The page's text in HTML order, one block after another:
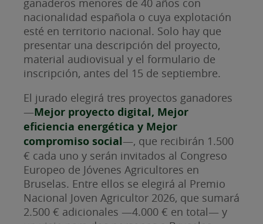
nacionalidad española o cuya explotación
esté en territorio nacional. Solo hay que
presentar una descripción del proyecto,
material audiovisual y el formulario de
inscripción, antes del 15 de septiembre.
El jurado elegirá tres proyectos ganadores
—Mejor proyecto digital, Mejor
eficiencia energética y Mejor
compromiso social—, que recibirán 1.500
€ cada uno y serán invitados al Congreso
Europeo de Jóvenes Agricultores en
Bruselas. Entre ellos se elegirá al Premio
Nacional Joven Agricultor 2026, que sumará
2.500 € adicionales —4.000 € en total— y